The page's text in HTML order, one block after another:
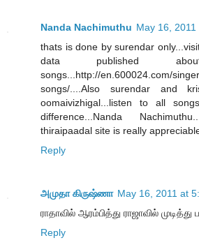
Nanda Nachimuthu May 16, 2011
thats is done by surendar
data published about
songs...http://en.600024.com/
songs/....Also surendar and
oomaivizhigal...listen to all
difference...Nanda
thiraipaadal site is really
Reply
அமுதா கிருஷ்ணா May 16, 2011 at
ராதாவில் ஆரம்பித்து ராஜாவில் முடித்து
Reply